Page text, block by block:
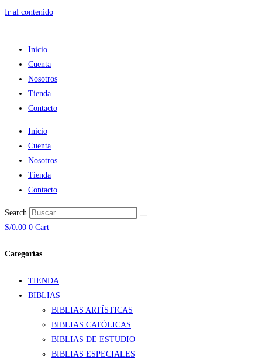
Ir al contenido
Inicio
Cuenta
Nosotros
Tienda
Contacto
Inicio
Cuenta
Nosotros
Tienda
Contacto
Search
S/0.00 0 Cart
Categorías
TIENDA
BIBLIAS
BIBLIAS ARTÍSTICAS
BIBLIAS CATÓLICAS
BIBLIAS DE ESTUDIO
BIBLIAS ESPECIALES